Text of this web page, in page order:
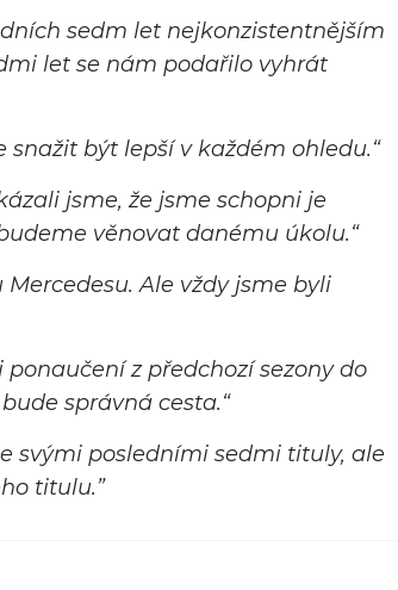
sedm let nejkonzistentnějším
let se nám podařilo vyhrát
snažit být lepší v každém ohledu.“
jsme, že jsme schopni je
věnovat danému úkolu.“
Ale vždy jsme byli
z předchozí sezony do
správná cesta.“
svými posledními sedmi tituly, ale
titulu.”